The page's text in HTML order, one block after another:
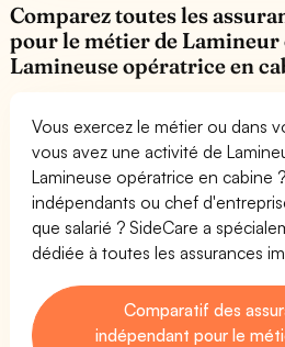
Comparez toutes les
pour le métier de
Lamineuse opératrice en
Vous exercez le métier ou dans
vous avez une activité de
Lamineuse opératrice en cabine
indépendants ou chef
que salarié ? SideCare a
dédiée à toutes les assurances
Comparatif des
indépendant pour le